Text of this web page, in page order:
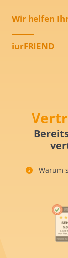
Wir helfen
iurFRIEND
Warum